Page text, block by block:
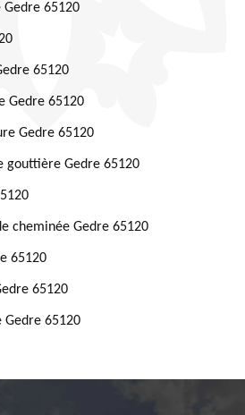
Gedre 65120
65120
Gedre 65120
Gedre 65120
gouttière Gedre 65120
cheminée Gedre 65120
65120
65120
Gedre 65120